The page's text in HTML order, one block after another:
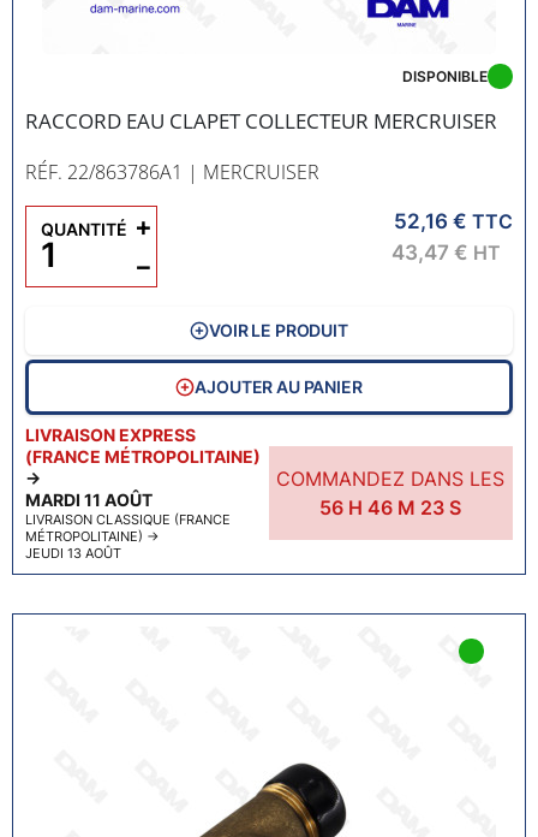
RACCORD EAU CLAPET COLLECTEUR MERCRUISER
RÉF. 22/863786A1 | MERCRUISER
LIVRAISON EXPRESS
(FRANCE MÉTROPOLITAINE)
→
MARDI 11 AOÛT
LIVRAISON CLASSIQUE (FRANCE
MÉTROPOLITAINE) →
JEUDI 13 AOÛT
COMMANDEZ DANS LES
56 H46 M 22 S
DISPONIBLE
52,16 € TTC
43,47 € HT
QUANTITÉ
−
+
VOIR LE PRODUIT
AJOUTER AU PANIER